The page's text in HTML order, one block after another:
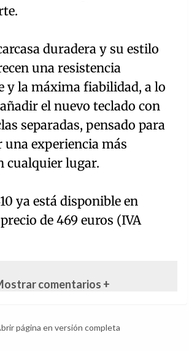
duradera y su estilo
una resistencia
y la máxima fiabilidad, a lo
el nuevo teclado con
separadas, pensado para
experiencia más
cualquier lugar.
ya está disponible en
de 469 euros (IVA
comentarios +
página en versión completa